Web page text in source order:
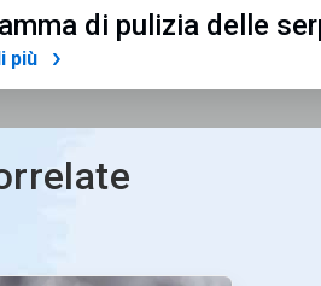
di pulizia delle
più